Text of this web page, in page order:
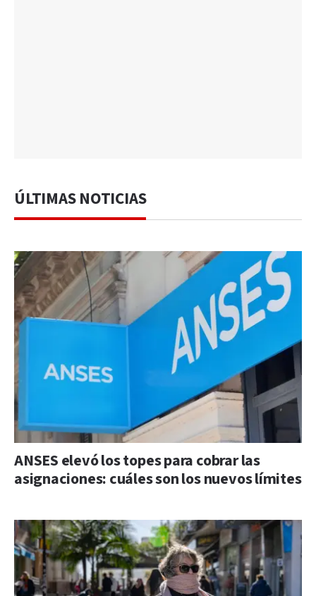
ÚLTIMAS NOTICIAS
ANSES elevó los topes para cobrar las
asignaciones: cuáles son los nuevos límites